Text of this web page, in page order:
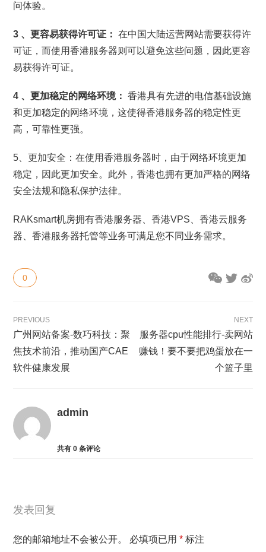
问体验。
3 、更容易获得许可证： 在中国大陆运营网站需要获得许
可证，而使用香港服务器则可以避免这些问题，因此更容
易获得许可证。
4 、更加稳定的网络环境： 香港具有先进的电信基础设施
和更加稳定的网络环境，这使得香港服务器的稳定性更
高，可靠性更强。
5、更加安全：在使用香港服务器时，由于网络环境更加
稳定，因此更加安全。此外，香港也拥有更加严格的网络
安全法规和隐私保护法律。
RAKsmart机房拥有香港服务器、香港VPS、香港云服务
器、香港服务器托管等业务可满足您不同业务需求。
0
PREVIOUS
广州网站备案-数巧科技：聚
焦技术前沿，推动国产CAE
软件健康发展
NEXT
服务器cpu性能排行-卖网站
赚钱！要不要把鸡蛋放在一
个篮子里
admin
共有0 条评论
发表回复
您的邮箱地址不会被公开。 必填项已用* 标注